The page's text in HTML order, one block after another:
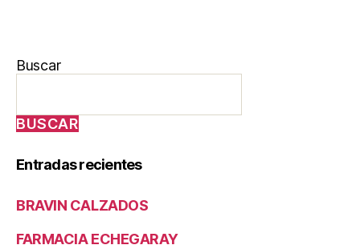
Buscar
BUSCAR
Entradas recientes
BRAVIN CALZADOS
FARMACIA ECHEGARAY